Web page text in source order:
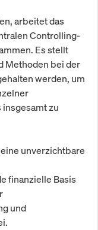
arbeitet das
Controlling-
Es stellt
Methoden bei der
werden, um
zu
unverzichtbare
finanzielle Basis
und